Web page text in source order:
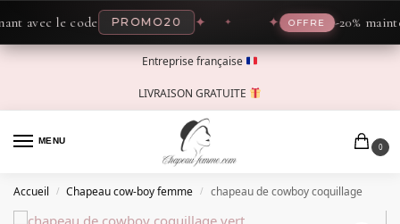
avec le code PROMO20 ✦ OFFRE -20%
Entreprise française
LIVRAISON GRATUITE
MENU
0
Accueil / Chapeau cow-boy femme / chapeau de cowboy coquillage